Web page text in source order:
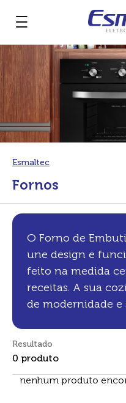
Esmaltec
Fornos
O Forno de
une design e
feito na medida
receitas. A sua
de modernidade e
Resultado
0 produto
nenhum produto